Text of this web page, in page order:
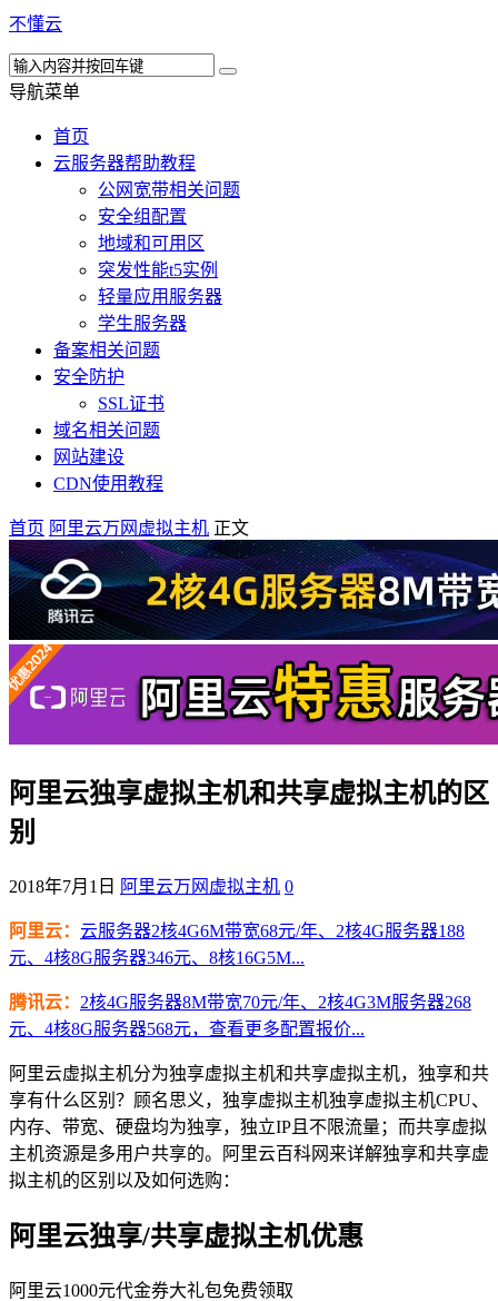
不懂云
导航菜单
首页
云服务器帮助教程
公网宽带相关问题
安全组配置
地域和可用区
突发性能t5实例
轻量应用服务器
学生服务器
备案相关问题
安全防护
SSL证书
域名相关问题
网站建设
CDN使用教程
首页 阿里云万网虚拟主机 正文
阿里云独享虚拟主机和共享虚拟主机的区
别
2018年7月1日 阿里云万网虚拟主机 0
阿里云： 云服务器2核4G6M带宽68元/年、2核4G服务器188
元、4核8G服务器346元、8核16G5M...
腾讯云： 2核4G服务器8M带宽70元/年、2核4G3M服务器268
元、4核8G服务器568元，查看更多配置报价...
阿里云虚拟主机分为独享虚拟主机和共享虚拟主机，独享和共
享有什么区别？顾名思义，独享虚拟主机独享虚拟主机CPU、
内存、带宽、硬盘均为独享，独立IP且不限流量；而共享虚拟
主机资源是多用户共享的。阿里云百科网来详解独享和共享虚
拟主机的区别以及如何选购：
阿里云独享/共享虚拟主机优惠
阿里云1000元代金券大礼包免费领取